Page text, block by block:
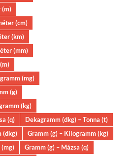
(m)
(cm)
(km)
(mm)
(mg)
(g)
(kg)
(q)
Dekagramm (dkg) – Tonna (t)
(dkg)
Gramm (g) – Kilogramm (kg)
Gramm (g) – Mázsa (q)